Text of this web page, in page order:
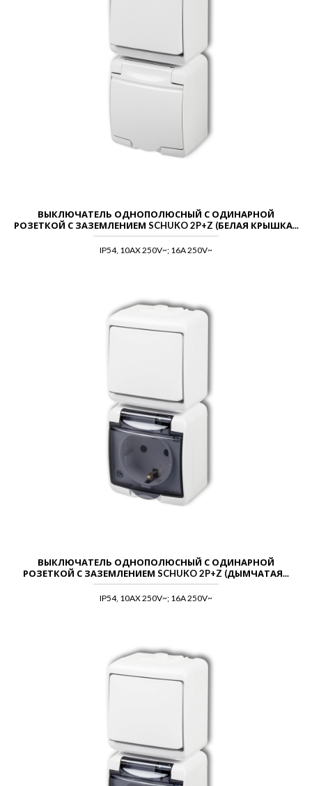
ВЫКЛЮЧАТЕЛЬ ОДНОПОЛЮСНЫЙ С ОДИНАРНОЙ
РОЗЕТКОЙ С ЗАЗЕМЛЕНИЕМ SCHUKO 2P+Z (БЕЛАЯ КРЫШКА...
IP54, 10AX 250V~; 16A 250V~
ВЫКЛЮЧАТЕЛЬ ОДНОПОЛЮСНЫЙ С ОДИНАРНОЙ
РОЗЕТКОЙ С ЗАЗЕМЛЕНИЕМ SCHUKO 2P+Z (ДЫМЧАТАЯ...
IP54, 10AX 250V~; 16A 250V~